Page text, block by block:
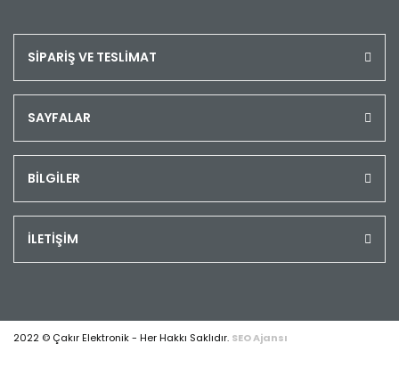
SİPARİŞ VE TESLİMAT
SAYFALAR
BİLGİLER
İLETİŞİM
2022 © Çakır Elektronik - Her Hakkı Saklıdır. SEO Ajansı